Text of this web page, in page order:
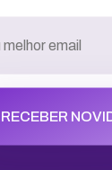
RECEBER